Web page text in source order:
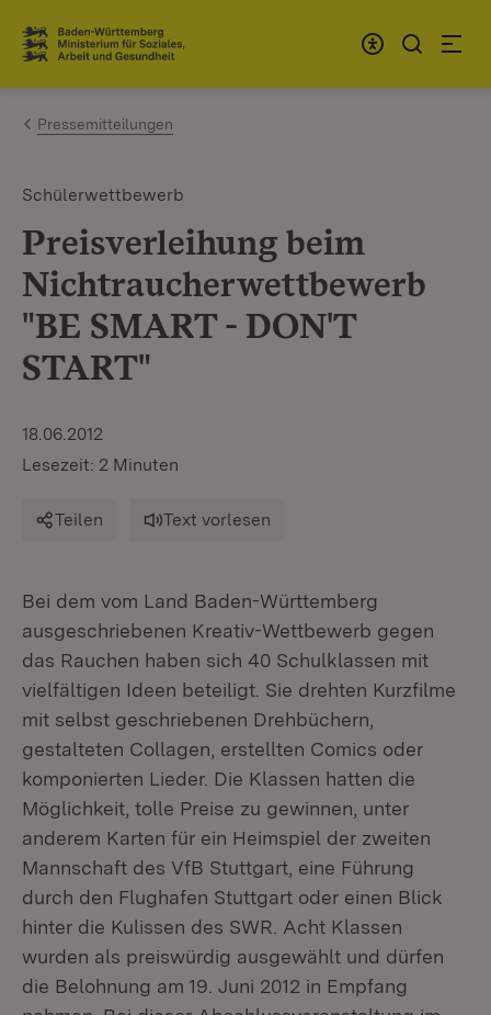
Zum Inhalt springen
Link zur Startseite
Pressemitteilungen
Schülerwettbewerb
Preisverleihung beim
Nichtraucherwettbewerb
"BE SMART - DON'T
START"
18.06.2012
Lesezeit: 2 Minuten
Teilen Text vorlesen
Bei dem vom Land Baden-Württemberg
ausgeschriebenen Kreativ-Wettbewerb gegen
das Rauchen haben sich 40 Schulklassen mit
vielfältigen Ideen beteiligt. Sie drehten Kurzfilme
mit selbst geschriebenen Drehbüchern,
gestalteten Collagen, erstellten Comics oder
komponierten Lieder. Die Klassen hatten die
Möglichkeit, tolle Preise zu gewinnen, unter
anderem Karten für ein Heimspiel der zweiten
Mannschaft des VfB Stuttgart, eine Führung
durch den Flughafen Stuttgart oder einen Blick
hinter die Kulissen des SWR. Acht Klassen
wurden als preiswürdig ausgewählt und dürfen
die Belohnung am 19. Juni 2012 in Empfang